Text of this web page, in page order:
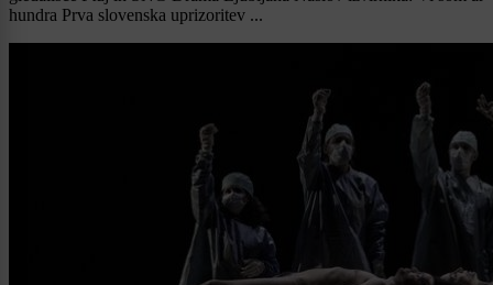
hundra Prva slovenska uprizoritev ...